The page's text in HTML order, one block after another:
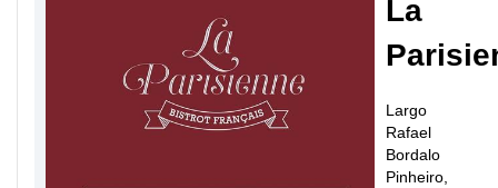
La
Largo
Rafael
Bordalo
Pinheiro,